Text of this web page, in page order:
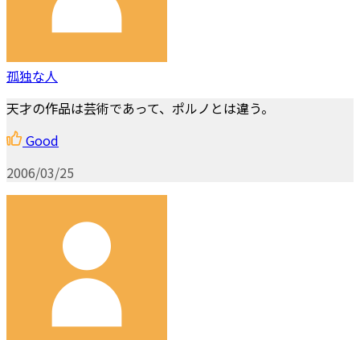
孤独な人
天才の作品は芸術であって、ポルノとは違う。
Good
2006/03/25